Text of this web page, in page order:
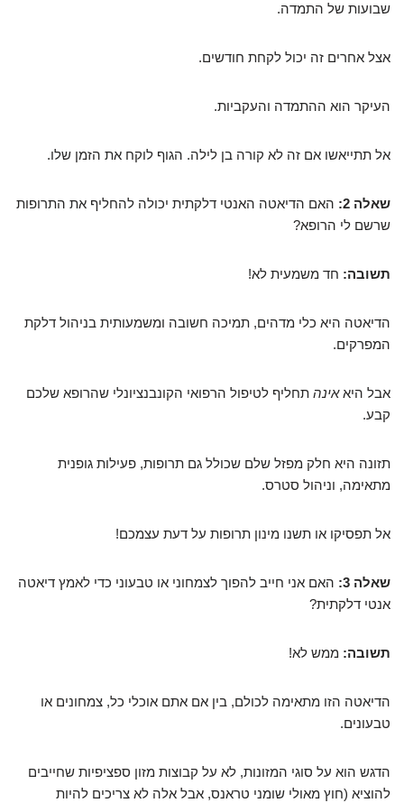
שבועות של התמדה.
אצל אחרים זה יכול לקחת חודשים.
העיקר הוא ההתמדה והעקביות.
אל תתייאשו אם זה לא קורה בן לילה. הגוף לוקח את הזמן שלו.
שאלה 2:
האם הדיאטה האנטי דלקתית יכולה להחליף את התרופות
שרשם לי הרופא?
תשובה: חד משמעית לא!
הדיאטה היא כלי מדהים, תמיכה חשובה ומשמעותית בניהול דלקת
המפרקים.
אבל היאאינה תחליף לטיפול הרפואי הקונבנציונלי שהרופא שלכם
קבע.
תזונה היא חלק מפזל שלם שכולל גם תרופות, פעילות גופנית
מתאימה, וניהול סטרס.
אל תפסיקו או תשנו מינון תרופות על דעת עצמכם!
שאלה 3:
האם אני חייב להפוך לצמחוני או טבעוני כדי לאמץ דיאטה
אנטי דלקתית?
תשובה: ממש לא!
הדיאטה הזו מתאימה לכולם, בין אם אתם אוכלי כל, צמחונים או
טבעונים.
הדגש הוא על סוגי המזונות, לא על קבוצות מזון ספציפיות שחייבים
להוציא (חוץ מאולי שומני טראנס, אבל אלה לא צריכים להיות